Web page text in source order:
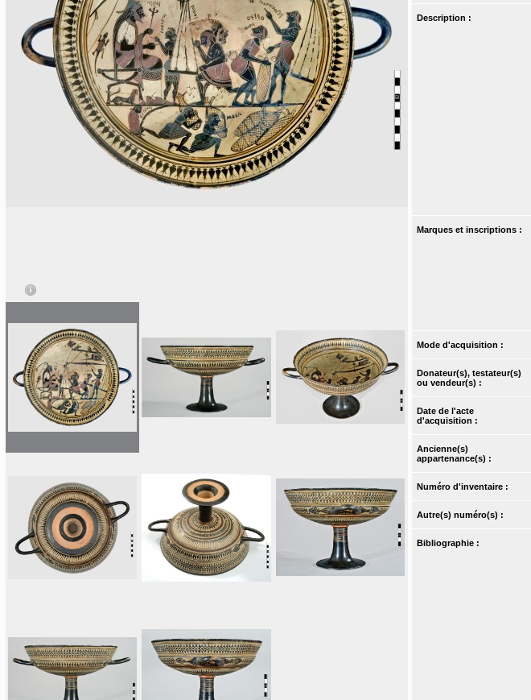
Description :
Marques et inscriptions :
Mode d'acquisition :
Donateur(s), testateur(s)
ou vendeur(s) :
Date de l'acte
d'acquisition :
Ancienne(s)
appartenance(s) :
Numéro d'inventaire :
Autre(s) numéro(s) :
Bibliographie :